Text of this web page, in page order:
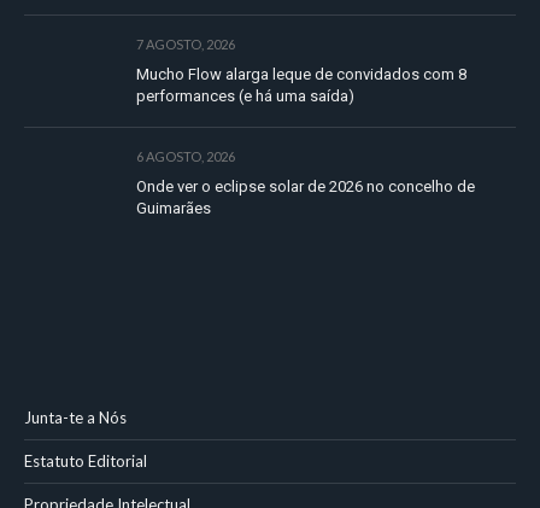
7 AGOSTO, 2026
Mucho Flow alarga leque de convidados com 8
performances (e há uma saída)
6 AGOSTO, 2026
Onde ver o eclipse solar de 2026 no concelho de
Guimarães
Junta-te a Nós
Estatuto Editorial